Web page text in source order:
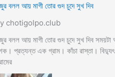
বলল আয় মাগী তোর গুদ চুদে সুখ দিব
chotigolpo.club
বলল আয় মাগী তোর গুদ চুদে সুখ দিব সময়টা
প্রত্যন্ত এক গ্রাম। কাঁচা রাস্তা।